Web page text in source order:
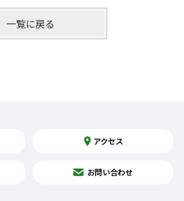
一覧に戻る
アクセス
お問い合わせ